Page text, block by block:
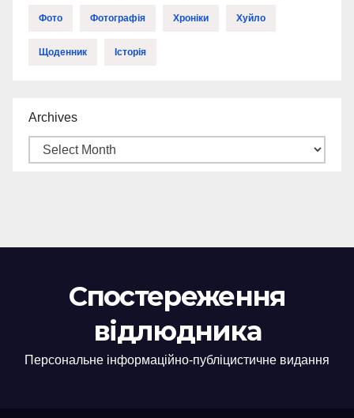
Фото Фотографія Хроніки Хуйло
Щоденник Історія
Archives
Спостереження
відлюдника
Персональне інформаційно-публіцистичне видання